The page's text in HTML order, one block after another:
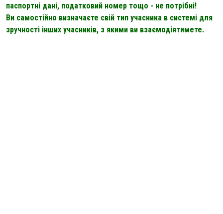
паспортні дані, податковий номер тощо - не потрібні!
Ви самостійно визначаєте свій тип учасника в системі для
зручності інших учасників, з якими ви взаємодіятимете.